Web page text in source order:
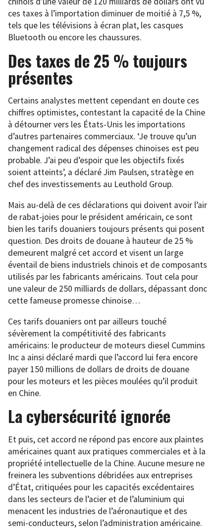
ces taxes à l’importation diminuer de moitié à 7,5 %,
tels que les télévisions à écran plat, les casques
Bluetooth ou encore les chaussures.
Des taxes de 25 % toujours
présentes
Certains analystes mettent cependant en doute ces
chiffres optimistes, contestant la capacité de la Chine
à détourner vers les États-Unis les importations
d’autres partenaires commerciaux. ‘Je trouve qu’un
changement radical des dépenses chinoises est peu
probable. J’ai peu d’espoir que les objectifs fixés
soient atteints’, a déclaré Jim Paulsen, stratège en
chef des investissements au Leuthold Group.
Mais au-delà de ces déclarations qui doivent avoir l’air
de rabat-joies pour le président américain, ce sont
bien les tarifs douaniers toujours présents qui posent
question. Des droits de douane à hauteur de 25 %
demeurent malgré cet accord et visent un large
éventail de biens industriels chinois et de composants
utilisés par les fabricants américains. Tout cela pour
une valeur de 250 milliards de dollars, dépassant donc
cette fameuse promesse chinoise…
Ces tarifs douaniers ont par ailleurs touché
sévèrement la compétitivité des fabricants
américains: le producteur de moteurs diesel Cummins
Inc a ainsi déclaré mardi que l’accord lui fera encore
payer 150 millions de dollars de droits de douane
pour les moteurs et les pièces moulées qu’il produit
en Chine.
La cybersécurité ignorée
Et puis, cet accord ne répond pas encore aux plaintes
américaines quant aux pratiques commerciales et à la
propriété intellectuelle de la Chine. Aucune mesure ne
freinera les subventions débridées aux entreprises
d’État, critiquées pour les capacités excédentaires
dans les secteurs de l’acier et de l’aluminium qui
menacent les industries de l’aéronautique et des
semi-conducteurs, selon l’administration américaine.